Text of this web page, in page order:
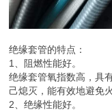
绝缘套管的特点：
1、阻燃性能好。
绝缘套管氧指数高，具
己熄灭，能有效地避免
2、绝缘性能好。